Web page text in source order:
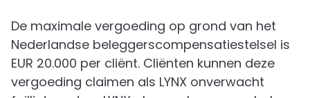
De maximale vergoeding op grond van het
Nederlandse beleggerscompensatiestelsel is
EUR 20.000 per cliënt. Cliënten kunnen deze
vergoeding claimen als LYNX onverwacht